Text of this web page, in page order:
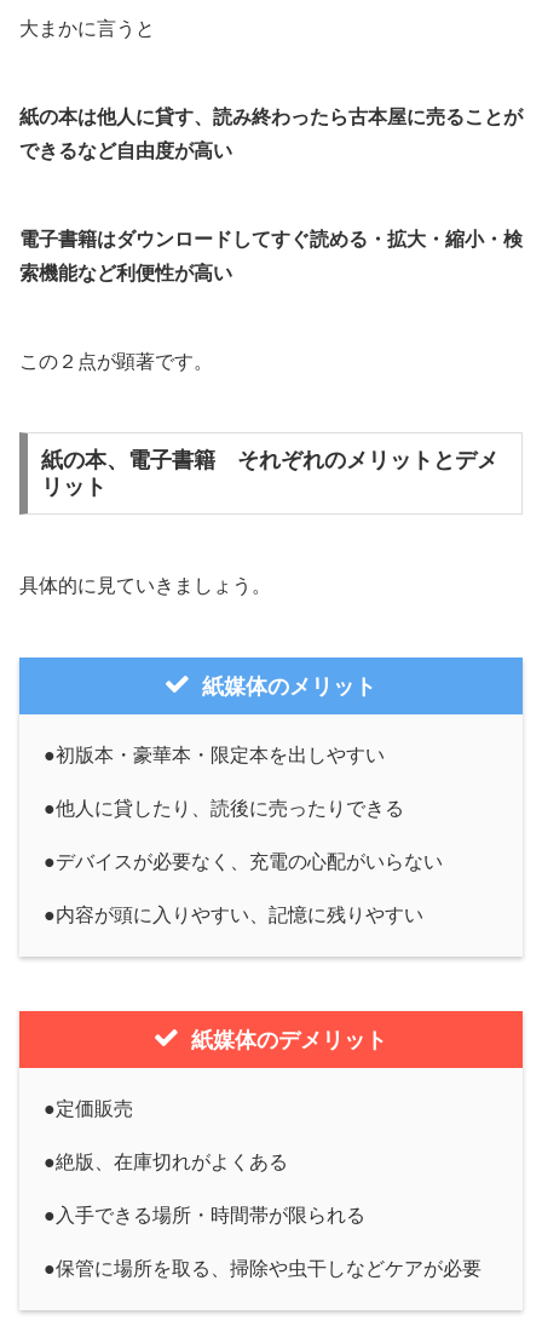
大まかに言うと
紙の本は他人に貸す、読み終わったら古本屋に売ることが
できるなど自由度が高い
電子書籍はダウンロードしてすぐ読める・拡大・縮小・検
索機能など利便性が高い
この２点が顕著です。
紙の本、電子書籍 それぞれのメリットとデメ
リット
具体的に見ていきましょう。
紙媒体のメリット
●初版本・豪華本・限定本を出しやすい
●他人に貸したり、読後に売ったりできる
●デバイスが必要なく、充電の心配がいらない
●内容が頭に入りやすい、記憶に残りやすい
紙媒体のデメリット
●定価販売
●絶版、在庫切れがよくある
●入手できる場所・時間帯が限られる
●保管に場所を取る、掃除や虫干しなどケアが必要